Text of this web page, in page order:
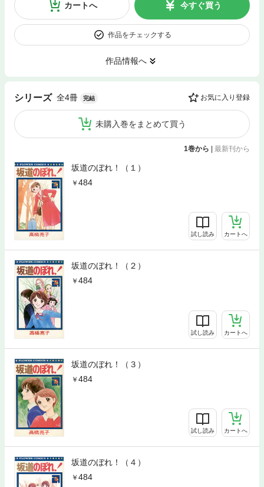
カートへ 今すぐ買う
作品をチェックする
作品情報へ
シリーズ 全4冊 完結 お気に入り登録
未購入巻をまとめて買う
1巻から 最新刊から
坂道のぼれ！（１）
484
試し読み カートへ
坂道のぼれ！（２）
484
試し読み カートへ
坂道のぼれ！（３）
484
試し読み カートへ
坂道のぼれ！（４）
484